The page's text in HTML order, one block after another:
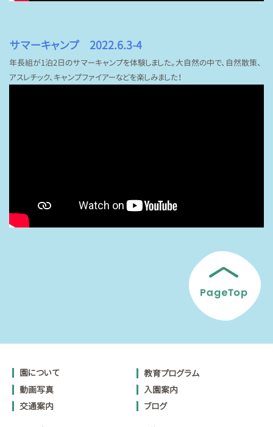
サマーキャンプ 2022.6.3-4
年長組が1泊2日のサマーキャンプを体験しました。大自然の中で、自然散策、
アスレチック、キャンプファイアーなどを楽しみました！
園について
教育プログラム
動画写真
入園案内
交通案内
ブログ